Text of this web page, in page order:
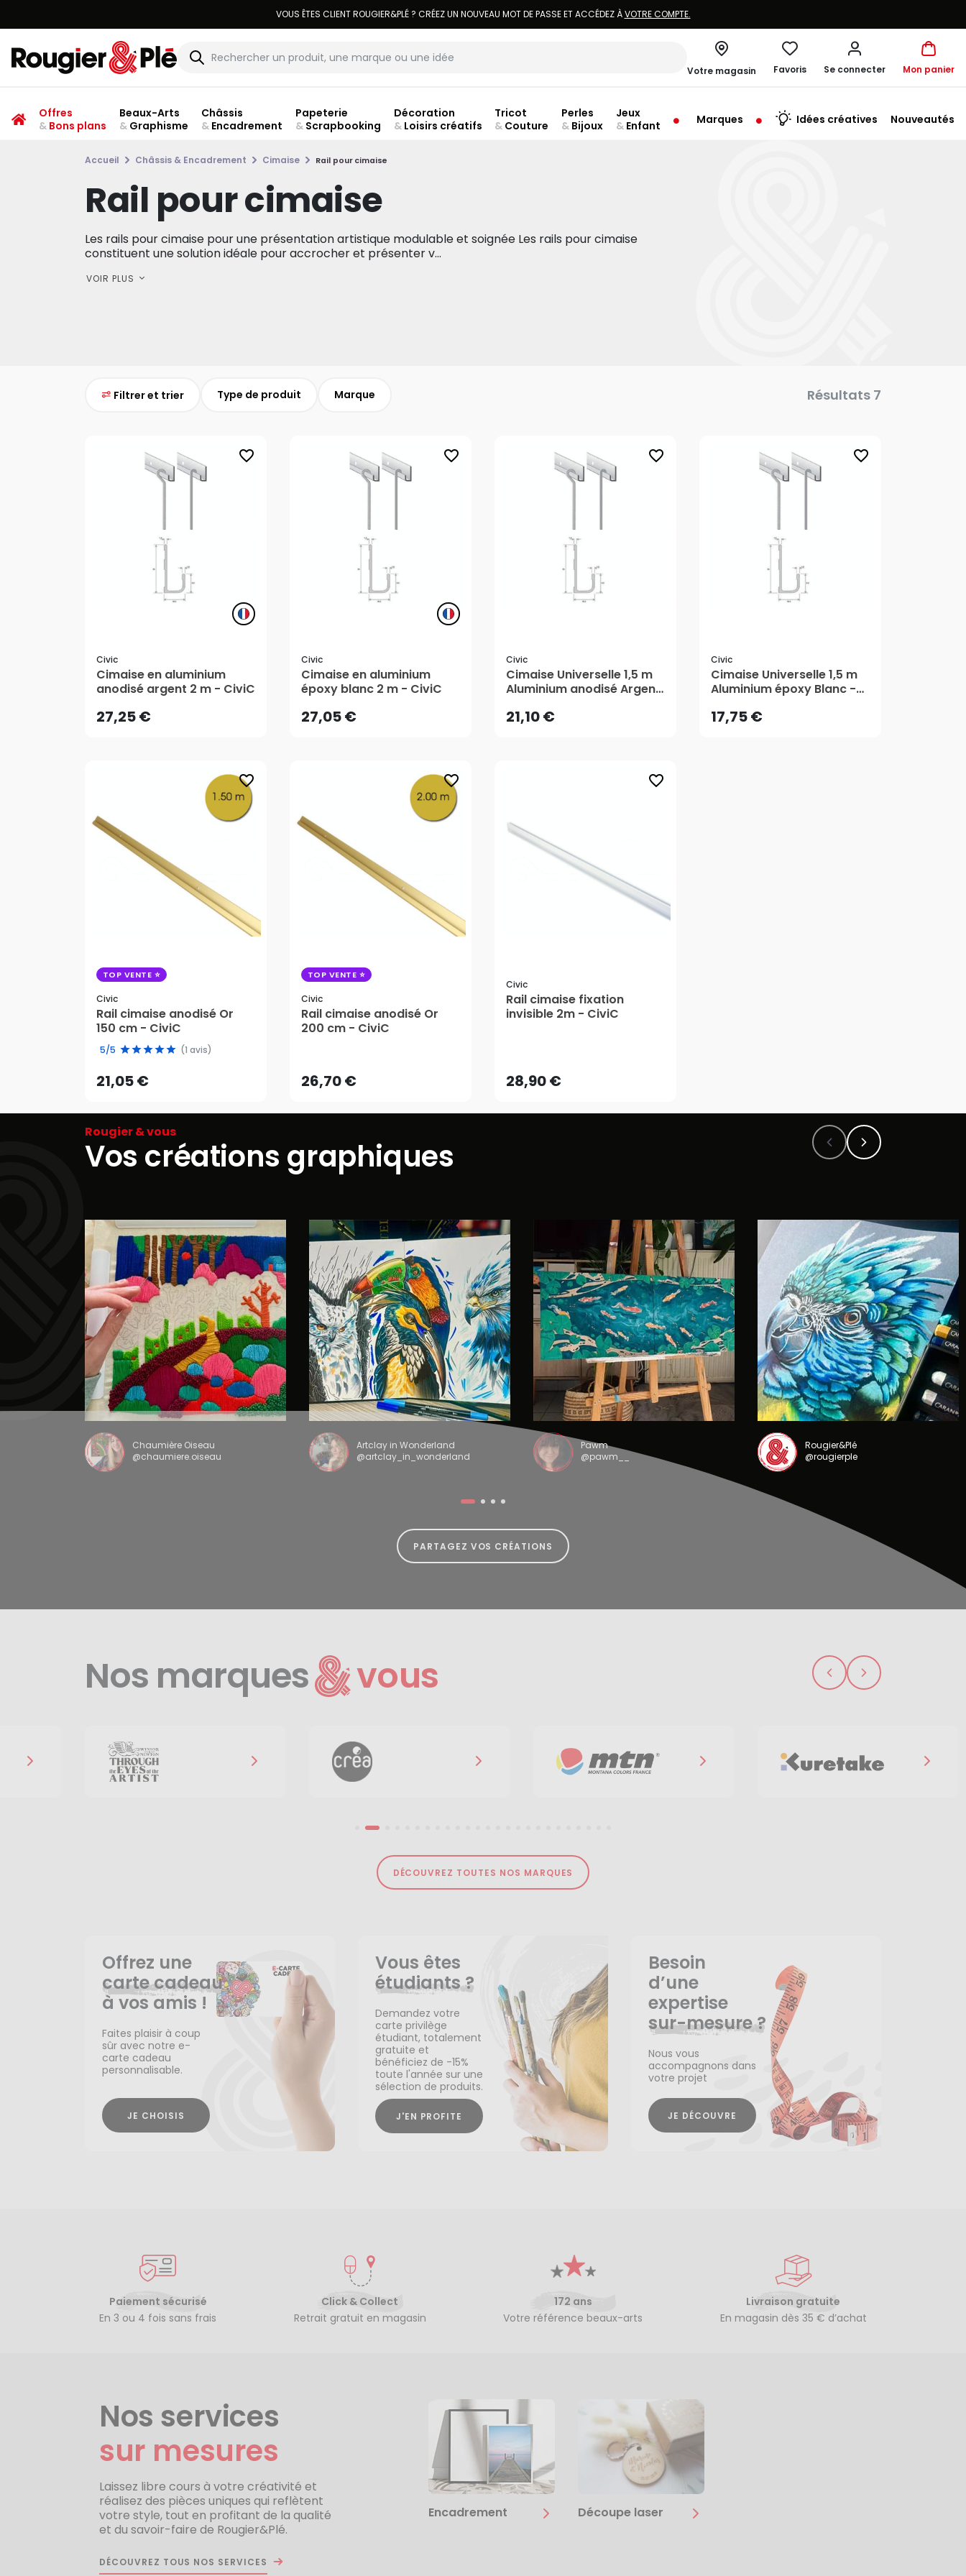
LIVRAISON À DOMICILE OFFERTE DÈS 70€.VOIR CONDITIONS
Votre magasin
Ferme à 19:30
Favoris Se connecter Mon panier
Offres
&Bons plans
Beaux-Arts
&Graphisme
Châssis
&Encadrement
Papeterie
&Scrapbooking
Décoration
&Loisirs créatifs
Tricot
& Couture
Perles
& Bijoux
Jeux
& Enfant Marques Idées créatives Nouveautés
Accueil Châssis & Encadrement Cimaise Rail pour cimaise
Rail pour cimaise
Les rails pour cimaise pour une présentation artistique modulable et soignée Les rails pour cimaise
constituent une solution idéale pour accrocher et présenter v...
VOIR PLUS
Filtrer et trier Type de produit Marque Résultats 7
favorite_border
Civic
Cimaise en aluminium
anodisé argent 2 m - CiviC
27,25 €
27,25 €
AJOUTER AU PANIER
favorite_border
Civic
Cimaise en aluminium
époxy blanc 2 m - CiviC
27,05 €
27,05 €
AJOUTER AU PANIER
favorite_border
Civic
Cimaise Universelle 1,5 m
Aluminium anodisé Argent
21,10 €
21,10 €
AJOUTER AU PANIER
favorite_border
Civic
Cimaise Universelle 1,5 m
Aluminium époxy Blanc -
17,75 €
17,75 €
AJOUTER AU PANIER
favorite_border
TOP VENTE
Civic
Rail cimaise anodisé Or
150 cm - CiviC
5/5 (1 avis)
21,05 €
21,05 €
AJOUTER AU PANIER
favorite_border
TOP VENTE
Civic
Rail cimaise anodisé Or
200 cm - CiviC
26,70 €
26,70 €
AJOUTER AU PANIER
favorite_border
Civic
Rail cimaise fixation
invisible 2m - CiviC
28,90 €AJOUTER AU PANIER
Rougier & vous
Vos créations graphiques
Chaumière Oiseau
@chaumiere.oiseau
Artclay in Wonderland
@artclay_in_wonderland
Pawm
@pawm__
Rougier&Plé
@rougierple
PARTAGEZ VOS CRÉATIONS
Nos marques vous
DÉCOUVREZ TOUTES NOS MARQUES
Offrez une
carte cadeau
à vos amis !
Faites plaisir à coup
sûr avec notre e-
carte cadeau
personnalisable.
JE CHOISIS
Vous êtes
étudiants ?
Demandez votre
carte privilège
étudiant, totalement
gratuite et
bénéficiez de -15%
toute l'année sur une
sélection de produits.
J'EN PROFITE
Besoin
d’une
expertise
sur-mesure ?
Nous vous
accompagnons dans
votre projet
JE DÉCOUVRE
Paiement sécurisé
En 3 ou 4 fois sans frais
Click & Collect
Retrait gratuit en magasin
172 ans
Votre référence beaux-arts
Livraison gratuite
En magasin dès 35 € d’achat
Nos services
sur mesures
Laissez libre cours à votre créativité et
réalisez des pièces uniques qui reflètent
votre style, tout en profitant de la qualité
et du savoir-faire de Rougier&Plé.
DÉCOUVREZ TOUS NOS SERVICES
Encadrement Découpe laser